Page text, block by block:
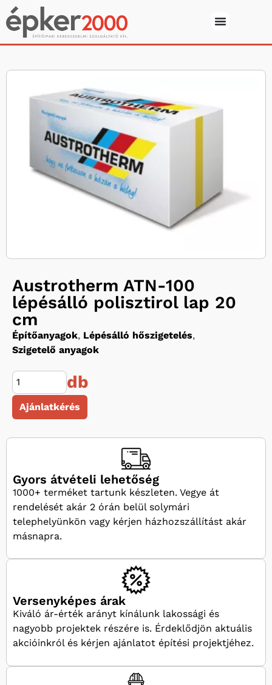
Austrotherm ATN-100
lépésálló polisztirol lap 20
cm
Építőanyagok, Lépésálló hőszigetelés,
Szigetelő anyagok
db
Ajánlatkérés
Gyors átvételi lehetőség
1000+ terméket tartunk készleten. Vegye át
rendelését akár 2 órán belül solymári
telephelyünkön vagy kérjen házhozszállítást akár
másnapra.
Versenyképes árak
Kiváló ár-érték arányt kínálunk lakossági és
nagyobb projektek részére is. Érdeklődjön aktuális
akcióinkról és kérjen ajánlatot építési projektjéhez.